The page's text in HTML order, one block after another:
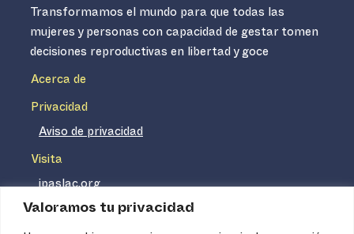
Valoramos tu privacidad
Transformamos el mundo para que todas las
mujeres y personas con capacidad de gestar tomen
decisiones reproductivas en libertad y goce
Acerca de
Privacidad
Aviso de privacidad
Visita
ipaslac.org
ipasmexico.org